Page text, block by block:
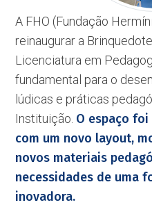
A FHO (Fundação
reinaugurar a
Licenciatura em
fundamental para o
lúdicas e práticas
Instituição. O espaço
com um novo layout,
novos materiais
necessidades de uma
inovadora.